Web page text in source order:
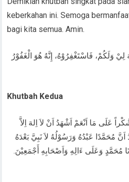
keberkahan ini. Semoga
bagi kita semua. Amin.
وَلَكُمْ، فَاسْتَغْفِرُوْهُ، إِنَّهُ هُوَ الْغَفُوْرُ
Khutbah Kedua
عَلَى مَا اَنْعَمْ اَشْهَدُ اَنْ لاَ اِلهَ اِلاَّ
مُحَمَّدًا عَبْدُهُ وَرَسُوْلُهُ لاَ نَبِيَّ بَعْدَهُ
مُحَمَّدٍ وَعَلَى ءَالِهِ وَاَصْحَابِهِ أَجْمَعِيْنَ.